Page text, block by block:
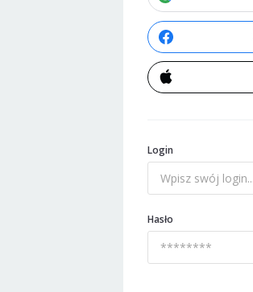
Login
Hasło